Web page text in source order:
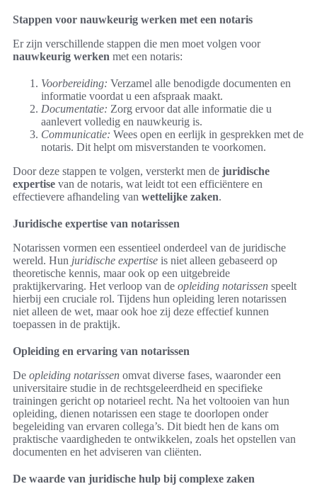
Stappen voor nauwkeurig werken met een notaris
Er zijn verschillende stappen die men moet volgen voor
nauwkeurig werken met een notaris:
Voorbereiding: Verzamel alle benodigde documenten en
informatie voordat u een afspraak maakt.
Documentatie: Zorg ervoor dat alle informatie die u
aanlevert volledig en nauwkeurig is.
Communicatie: Wees open en eerlijk in gesprekken met de
notaris. Dit helpt om misverstanden te voorkomen.
Door deze stappen te volgen, versterkt men de juridische
expertise van de notaris, wat leidt tot een efficiëntere en
effectievere afhandeling van wettelijke zaken.
Juridische expertise van notarissen
Notarissen vormen een essentieel onderdeel van de juridische
wereld. Hun juridische expertise is niet alleen gebaseerd op
theoretische kennis, maar ook op een uitgebreide
praktijkervaring. Het verloop van de opleiding notarissen speelt
hierbij een cruciale rol. Tijdens hun opleiding leren notarissen
niet alleen de wet, maar ook hoe zij deze effectief kunnen
toepassen in de praktijk.
Opleiding en ervaring van notarissen
De opleiding notarissen omvat diverse fases, waaronder een
universitaire studie in de rechtsgeleerdheid en specifieke
trainingen gericht op notarieel recht. Na het voltooien van hun
opleiding, dienen notarissen een stage te doorlopen onder
begeleiding van ervaren collega’s. Dit biedt hen de kans om
praktische vaardigheden te ontwikkelen, zoals het opstellen van
documenten en het adviseren van cliënten.
De waarde van juridische hulp bij complexe zaken